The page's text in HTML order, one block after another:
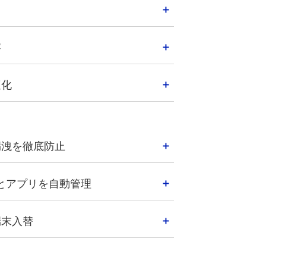
を徹底防止
アプリを自動管理
入替